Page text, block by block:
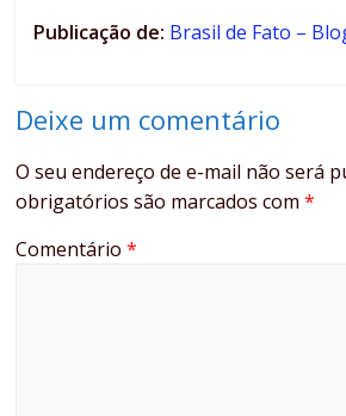
Publicação de: Brasil de Fato –
Deixe um comentário
O seu endereço de e-mail não será
obrigatórios são marcados com*
Comentário*